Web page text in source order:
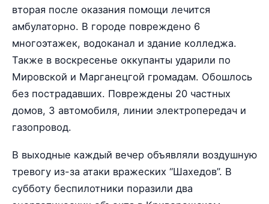
вторая после оказания помощи лечится
амбулаторно. В городе повреждено 6
многоэтажек, водоканал и здание колледжа.
Также в воскресенье оккупанты ударили по
Мировской и Марганецгой громадам. Обошлось
без пострадавших. Повреждены 20 частных
домов, 3 автомобиля, линии электропередач и
газопровод.
В выходные каждый вечер объявляли воздушную
тревогу из-за атаки вражеских “Шахедов”. В
субботу беспилотники поразили два